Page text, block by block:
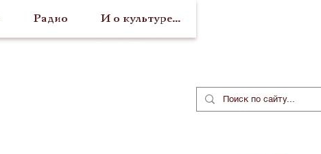
Радио И о культуре...